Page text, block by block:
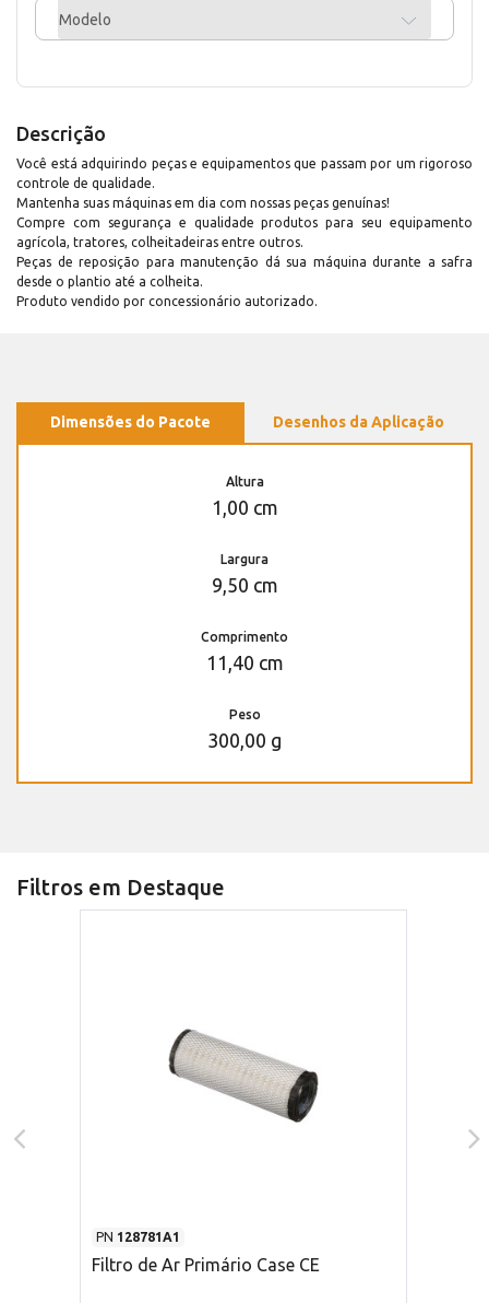
Modelo
Descrição
Você está adquirindo peças e equipamentos que passam por um rigoroso
controle de qualidade.
Mantenha suas máquinas em dia com nossas peças genuínas!
Compre com segurança e qualidade produtos para seu equipamento
agrícola, tratores, colheitadeiras entre outros.
Peças de reposição para manutenção dá sua máquina durante a safra
desde o plantio até a colheita.
Produto vendido por concessionário autorizado.
Dimensões do Pacote Desenhos da Aplicação
Altura
1,00 cm
Largura
9,50 cm
Comprimento
11,40 cm
Peso
300,00 g
Filtros em Destaque
PN 128781A1
Filtro de Ar Primário Case CE